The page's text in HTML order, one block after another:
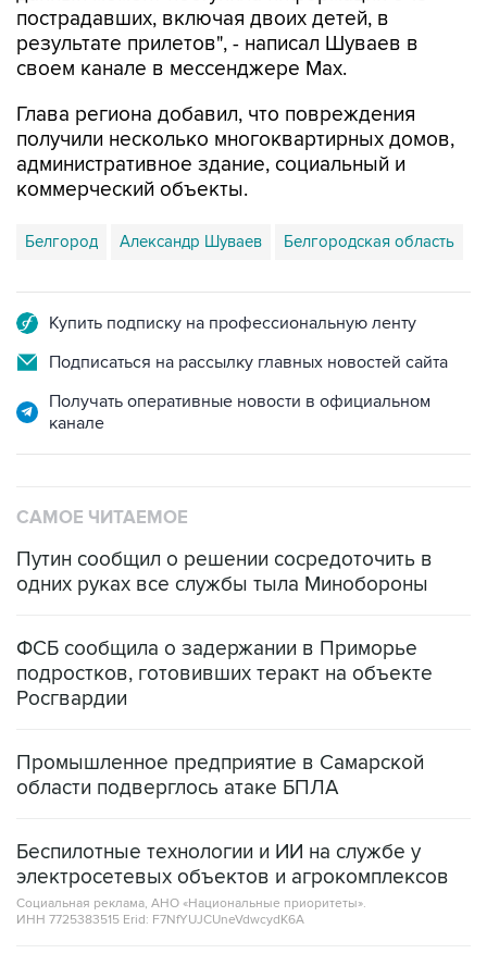
пострадавших, включая двоих детей, в
результате прилетов", - написал Шуваев в
своем канале в мессенджере Max.
Глава региона добавил, что повреждения
получили несколько многоквартирных домов,
административное здание, социальный и
коммерческий объекты.
Белгород Александр Шуваев Белгородская область
Купить подписку на профессиональную ленту
Подписаться на рассылку главных новостей сайта
Получать оперативные новости в официальном
канале
САМОЕ ЧИТАЕМОЕ
Путин сообщил о решении сосредоточить в
одних руках все службы тыла Минобороны
ФСБ сообщила о задержании в Приморье
подростков, готовивших теракт на объекте
Росгвардии
Промышленное предприятие в Самарской
области подверглось атаке БПЛА
Беспилотные технологии и ИИ на службе у
электросетевых объектов и агрокомплексов
Социальная реклама, АНО «Национальные приоритеты».
ИНН 7725383515 Erid: F7NfYUJCUneVdwcydK6A